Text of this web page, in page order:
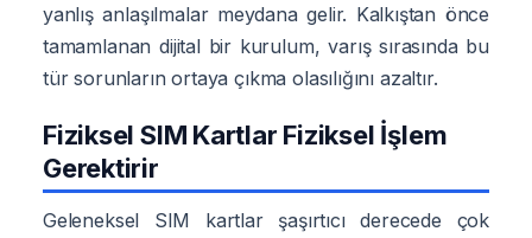
yanlış anlaşılmalar meydana gelir. Kalkıştan önce
tamamlanan dijital bir kurulum, varış sırasında bu
tür sorunların ortaya çıkma olasılığını azaltır.
Fiziksel SIM Kartlar Fiziksel İşlem
Gerektirir
Geleneksel SIM kartlar şaşırtıcı derecede çok